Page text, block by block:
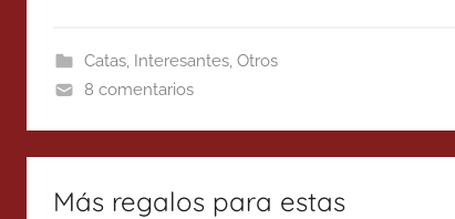
Catas, Interesantes, Otros
8 comentarios
Más regalos para estas